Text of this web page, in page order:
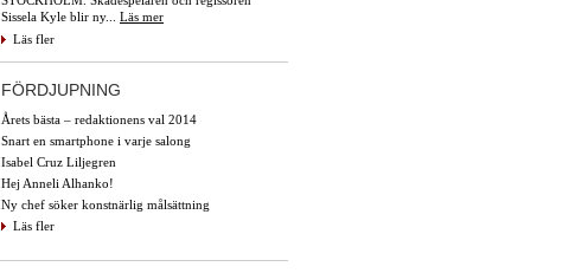
Sissela Kyle blir ny... Läs mer
Läs fler
FÖRDJUPNING
Årets bästa – redaktionens val 2014
Snart en smartphone i varje salong
Isabel Cruz Liljegren
Hej Anneli Alhanko!
Ny chef söker konstnärlig målsättning
Läs fler